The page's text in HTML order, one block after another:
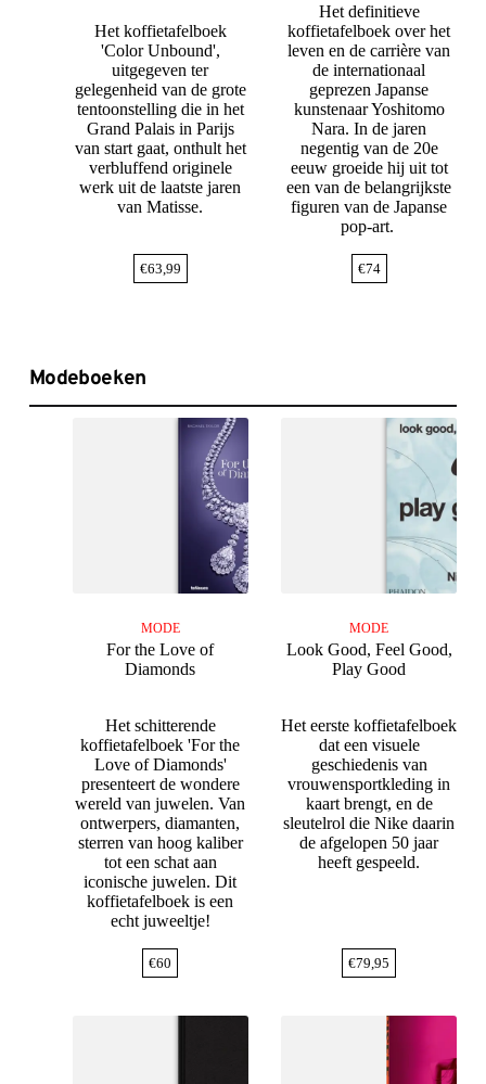
Het koffietafelboek
'Color Unbound',
uitgegeven ter
gelegenheid van de grote
tentoonstelling die in het
Grand Palais in Parijs
van start gaat, onthult het
verbluffend originele
werk uit de laatste jaren
van Matisse.
€63,99
Het definitieve
koffietafelboek over het
leven en de carrière van
de internationaal
geprezen Japanse
kunstenaar Yoshitomo
Nara. In de jaren
negentig van de 20e
eeuw groeide hij uit tot
een van de belangrijkste
figuren van de Japanse
pop-art.
€74
Modeboeken
MODE
For the Love of
Diamonds
Het schitterende
koffietafelboek 'For the
Love of Diamonds'
presenteert de wondere
wereld van juwelen. Van
ontwerpers, diamanten,
sterren van hoog kaliber
tot een schat aan
iconische juwelen. Dit
koffietafelboek is een
echt juweeltje!
€60
MODE
Look Good, Feel Good,
Play Good
Het eerste koffietafelboek
dat een visuele
geschiedenis van
vrouwensportkleding in
kaart brengt, en de
sleutelrol die Nike daarin
de afgelopen 50 jaar
heeft gespeeld.
€79,95